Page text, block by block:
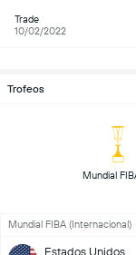
Trade
10/02/2022
Trofeos
Mundial FIBA (Internacional)
Estados Unidos